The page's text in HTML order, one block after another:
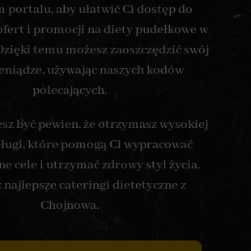
portalu, aby ułatwić Ci dostęp do
i promocji na diety pudełkowe w
temu możesz zaoszczędzić swój
używając naszych kodów
polecających.
być pewien, że otrzymasz wysokiej
które pomogą Ci wypracować
cele i utrzymać zdrowy styl życia.
najlepsze cateringi dietetyczne z
Chojnowa.